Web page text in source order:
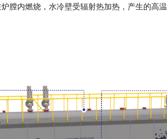
内燃烧，水冷壁受辐射热加热，产生的高